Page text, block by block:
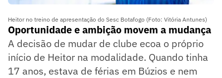
Heitor no treino de apresentação do Sesc Botafogo (Foto: Vitória Antunes)
Oportunidade e ambição movem a mudança
A decisão de mudar de clube ecoa o próprio
início de Heitor na modalidade. Quando tinha
17 anos, estava de férias em Búzios e nem